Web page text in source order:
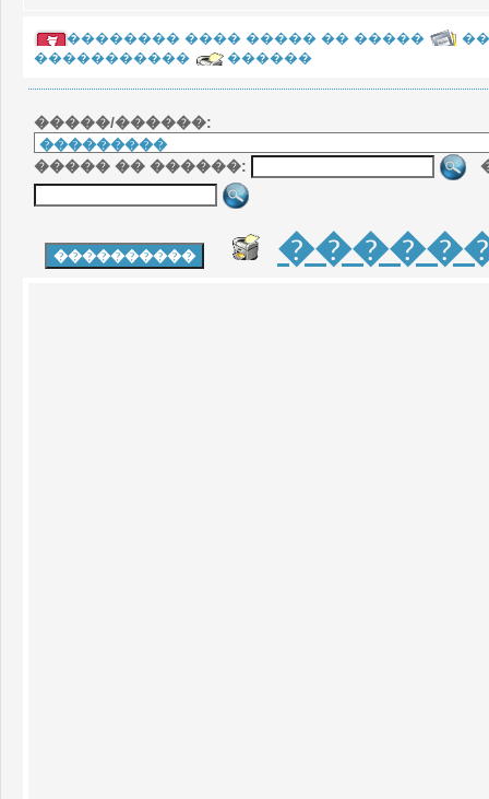
�������� ���� ����� �� �����
�����������
������
�����/������:
����� �� ������: